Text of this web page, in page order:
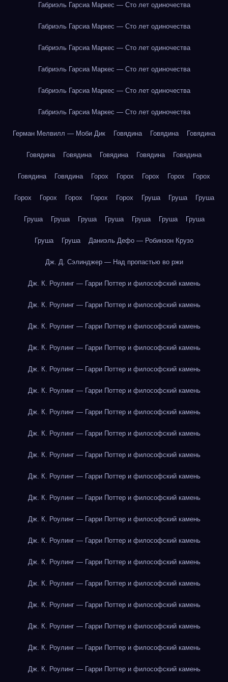
Габриэль Гарсиа Маркес — Сто лет одиночества
Габриэль Гарсиа Маркес — Сто лет одиночества
Габриэль Гарсиа Маркес — Сто лет одиночества
Габриэль Гарсиа Маркес — Сто лет одиночества
Габриэль Гарсиа Маркес — Сто лет одиночества
Габриэль Гарсиа Маркес — Сто лет одиночества
Герман Мелвилл — Моби Дик Говядина Говядина Говядина
Говядина Говядина Говядина Говядина Говядина
Говядина Говядина Горох Горох Горох Горох Горох
Горох Горох Горох Горох Горох Груша Груша Груша
Груша Груша Груша Груша Груша Груша Груша
Груша Груша Даниэль Дефо — Робинзон Крузо
Дж. Д. Сэлинджер — Над пропастью во ржи
Дж. К. Роулинг — Гарри Поттер и философский камень
Дж. К. Роулинг — Гарри Поттер и философский камень
Дж. К. Роулинг — Гарри Поттер и философский камень
Дж. К. Роулинг — Гарри Поттер и философский камень
Дж. К. Роулинг — Гарри Поттер и философский камень
Дж. К. Роулинг — Гарри Поттер и философский камень
Дж. К. Роулинг — Гарри Поттер и философский камень
Дж. К. Роулинг — Гарри Поттер и философский камень
Дж. К. Роулинг — Гарри Поттер и философский камень
Дж. К. Роулинг — Гарри Поттер и философский камень
Дж. К. Роулинг — Гарри Поттер и философский камень
Дж. К. Роулинг — Гарри Поттер и философский камень
Дж. К. Роулинг — Гарри Поттер и философский камень
Дж. К. Роулинг — Гарри Поттер и философский камень
Дж. К. Роулинг — Гарри Поттер и философский камень
Дж. К. Роулинг — Гарри Поттер и философский камень
Дж. К. Роулинг — Гарри Поттер и философский камень
Дж. К. Роулинг — Гарри Поттер и философский камень
Дж. К. Роулинг — Гарри Поттер и философский камень